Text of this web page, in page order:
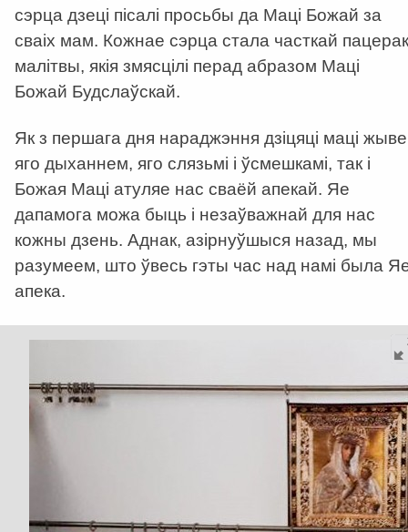
сэрца дзеці пісалі просьбы да Маці Божай за
сваіх мам. Кожнае сэрца стала часткай пацерак
малітвы, якія змясцілі перад абразом Маці
Божай Будслаўскай.
Як з першага дня нараджэння дзіцяці маці жыве
яго дыханнем, яго слязьмі і ўсмешкамі, так і
Божая Маці атуляе нас сваёй апекай. Яе
дапамога можа быць і незаўважнай для нас
кожны дзень. Аднак, азірнуўшыся назад, мы
разумеем, што ўвесь гэты час над намі была
апека.